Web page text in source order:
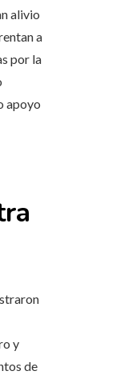
alivio
a
por la
apoyo
y
de